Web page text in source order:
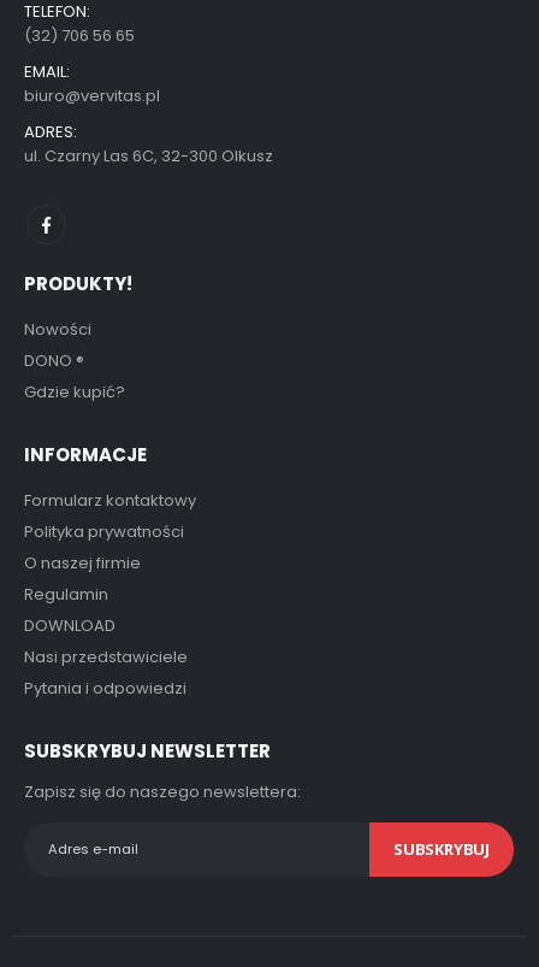
TELEFON:
(32) 706 56 65
EMAIL:
biuro@vervitas.pl
ADRES:
ul. Czarny Las 6C, 32-300 Olkusz
PRODUKTY!
Nowości
DONO ®
Gdzie kupić?
INFORMACJE
Formularz kontaktowy
Polityka prywatności
O naszej firmie
Regulamin
DOWNLOAD
Nasi przedstawiciele
Pytania i odpowiedzi
SUBSKRYBUJ NEWSLETTER
Zapisz się do naszego newslettera:
SUBSKRYBUJ